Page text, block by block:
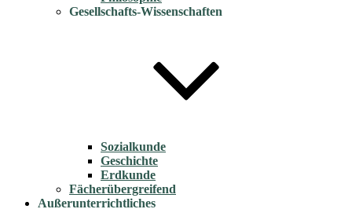
Gesellschafts-Wissenschaften
Sozialkunde
Geschichte
Erdkunde
Fächerübergreifend
Außerunterrichtliches